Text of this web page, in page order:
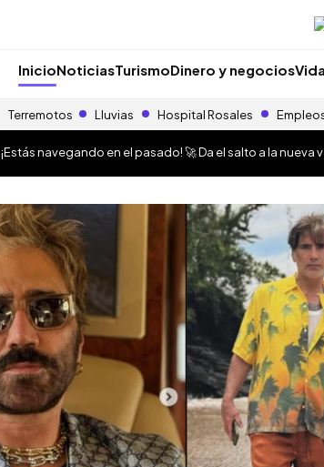
InicioNoticiasTurismoDinero y negociosVida
Terremotos Lluvias Hospital Rosales
¡Estás navegando en el pasado! 🚀 Da el salto a la nueva